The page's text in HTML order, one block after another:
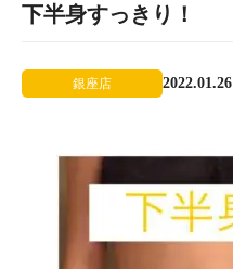
下半身すっきり！
銀座店 2022.01.26